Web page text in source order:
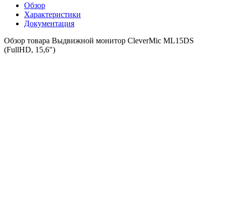
Обзор
Характеристики
Документация
Обзор товара Выдвижной монитор CleverMic ML15DS
(FullHD, 15,6")